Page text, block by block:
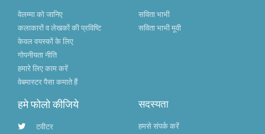
वेलम्मा को जानिए
कलाकारों व लेखकों की प्रविष्टि
केवल वयस्कों के लिए
गोपनीयता नीति
हमारे लिए काम करें
वेबमास्टर पैसा कमाते हैं
सविता भाभी
सविता भाभी मूवी
हमे फोलो कीजिये
टवीटर
सदस्यता
हमसे संपर्क करें